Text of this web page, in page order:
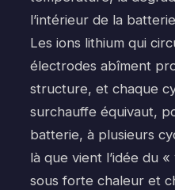
l’intérieur de la
Les ions lithium qui
électrodes abîment
structure, et chaque
surchauffe équivaut,
batterie, à plusieurs
là que vient l’idée du
sous forte chaleur et